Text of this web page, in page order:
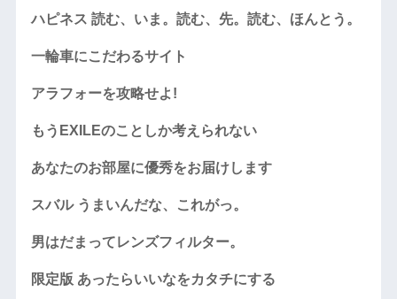
ハピネス 読む、いま。読む、先。読む、ほんとう。
一輪車にこだわるサイト
アラフォーを攻略せよ!
もうEXILEのことしか考えられない
あなたのお部屋に優秀をお届けします
スバル うまいんだな、これがっ。
男はだまってレンズフィルター。
限定版 あったらいいなをカタチにする